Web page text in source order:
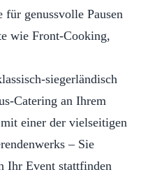
genussvolle Pausen
wie Front-Cooking,
siegerländisch
Catering an Ihrem
einer der vielseitigen
– Sie
Ihr Event stattfinden